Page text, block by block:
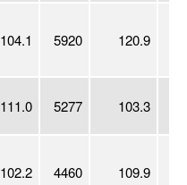
104.1 5920 120.9
111.0 5277 103.3
102.2 4460 109.9